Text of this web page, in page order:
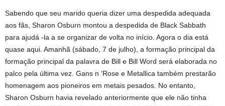
Sabendo que seu marido queria dizer uma despedida adequada
aos fãs, Sharon Osburn montou a despedida de Black Sabbath
para ajudá -la a se organizar de volta no início. Agora o dia está
quase aqui. Amanhã (sábado, 7 de julho), a formação principal da
formação principal da palavra de Bill e Bill Word será elaborada no
palco pela última vez. Gans n ‘Rose e Metallica também prestarão
homenagem aos pioneiros em metais pesados. No entanto,
Sharon Osburn havia revelado anteriormente que ele não tinha